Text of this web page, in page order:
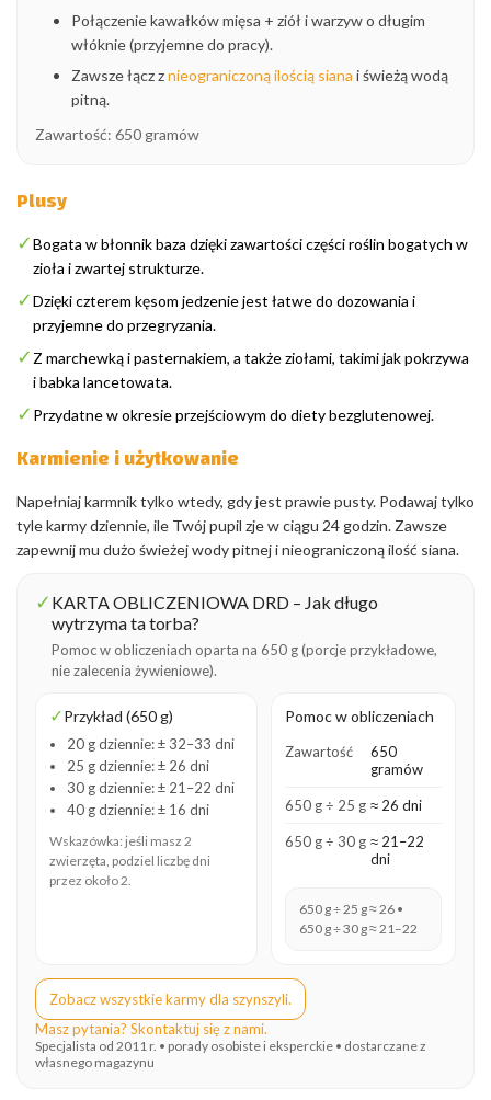
Połączenie kawałków mięsa + ziół i warzyw o długim
włóknie (przyjemne do pracy).
Zawsze łącz znieograniczoną ilością siana i świeżą wodą
pitną.
Zawartość: 650 gramów
Plusy
✓Bogata w błonnik baza dzięki zawartości części roślin bogatych w
zioła i zwartej strukturze.
✓Dzięki czterem kęsom jedzenie jest łatwe do dozowania i
przyjemne do przegryzania.
✓ Z marchewką i pasternakiem, a także ziołami, takimi jak pokrzywa
i babka lancetowata.
✓ Przydatne w okresie przejściowym do diety bezglutenowej.
Karmienie i użytkowanie
Napełniaj karmnik tylko wtedy, gdy jest prawie pusty. Podawaj tylko
tyle karmy dziennie, ile Twój pupil zje w ciągu 24 godzin. Zawsze
zapewnij mu dużo świeżej wody pitnej i nieograniczoną ilość siana.
✓ KARTA OBLICZENIOWA DRD – Jak długo
wytrzyma ta torba?
Pomoc w obliczeniach oparta na 650 g (porcje przykładowe,
nie zalecenia żywieniowe).
✓Przykład (650 g)
20 g dziennie: ± 32–33 dni
25 g dziennie: ± 26 dni
30 g dziennie: ± 21–22 dni
40 g dziennie: ± 16 dni
Wskazówka: jeśli masz 2
zwierzęta, podziel liczbę dni
przez około 2.
Pomoc w obliczeniach
Zawartość
650
gramów
650 g ÷ 25 g ≈ 26 dni
650 g ÷ 30 g ≈ 21–22
dni
650 g ÷ 25 g ≈ 26 •
650 g ÷ 30 g ≈ 21–22
Zobacz wszystkie karmy dla szynszyli.
Masz pytania? Skontaktuj się z nami.
Specjalista od 2011 r. • porady osobiste i eksperckie • dostarczane z
własnego magazynu